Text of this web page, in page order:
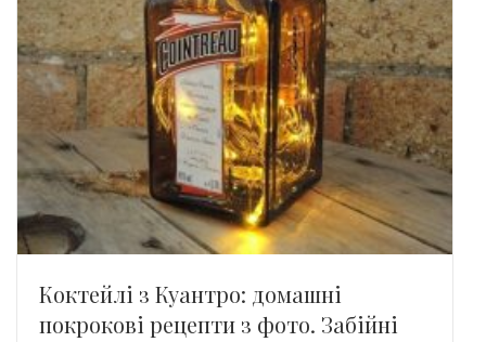
Коктейлі з Куантро: домашні
покрокові рецепти з фото. Забійні